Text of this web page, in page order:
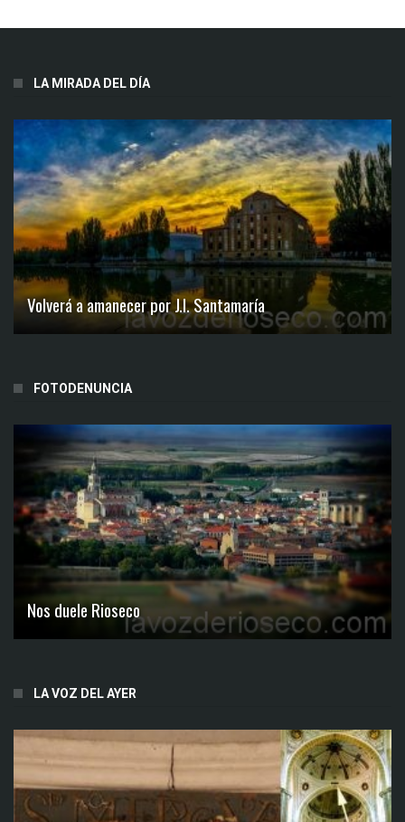
LA MIRADA DEL DÍA
Volverá a amanecer por J.I. Santamaría
FOTODENUNCIA
Nos duele Rioseco
LA VOZ DEL AYER